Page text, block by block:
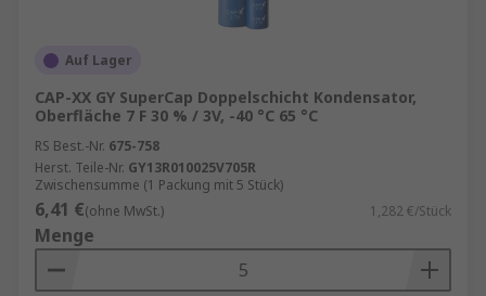
Auf Lager
CAP-XX GY SuperCap Doppelschicht Kondensator,
Oberfläche 7 F 30 % / 3V, -40 °C 65 °C
RS Best.-Nr. 675-758
Herst. Teile-Nr. GY13R010025V705R
Zwischensumme (1 Packung mit 5 Stück)
6,41 €(ohne MwSt.) 1,282 €/Stück
Menge